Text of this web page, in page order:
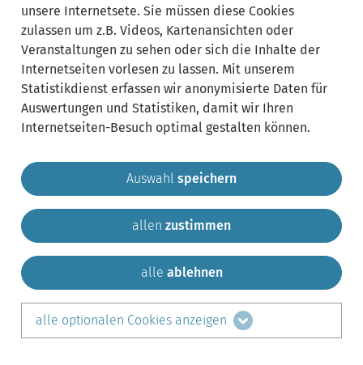
Gemeinde Krailling Impressum
Sitemap
Kontakt
teilen auf:
LinkedIn
unsere Internetsete. Sie müssen diese Cookies
zulassen um z.B. Videos, Kartenansichten oder
Veranstaltungen zu sehen oder sich die Inhalte der
Internetseiten vorlesen zu lassen. Mit unserem
Statistikdienst erfassen wir anonymisierte Daten für
Auswertungen und Statistiken, damit wir Ihren
Internetseiten-Besuch optimal gestalten können.
Auswahl speichern
allen zustimmen
alle ablehnen
alle optionalen Cookies anzeigen